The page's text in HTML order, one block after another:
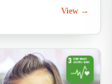
View →